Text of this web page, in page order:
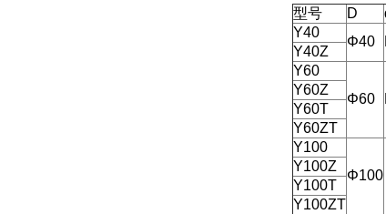
型号
D
Y40
Φ40
Y40Z
Y60
Φ60
Y60Z
Y60T
Y60ZT
Y100
Φ100
Y100Z
Y100T
Y100ZT